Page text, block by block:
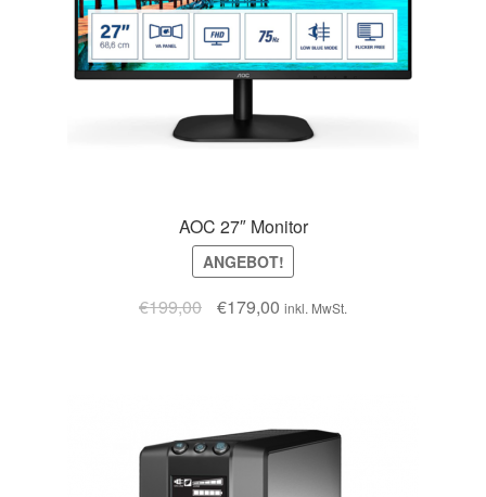
AOC 27″ Monitor
ANGEBOT!
€199,00 €179,00 inkl. MwSt.